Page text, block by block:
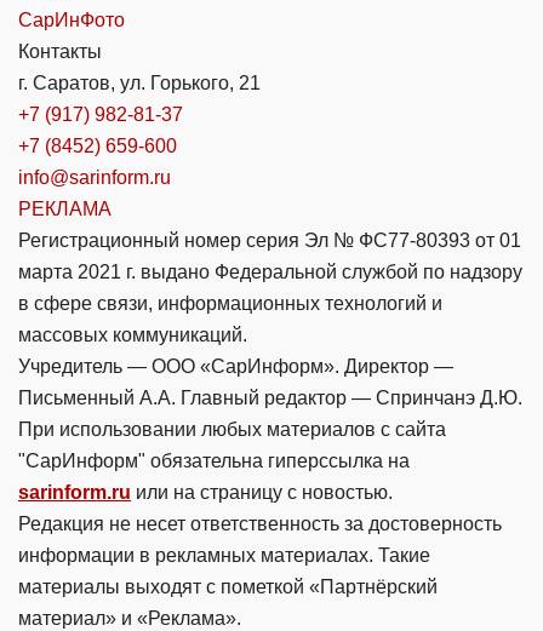
СарИнФото
Контакты
г. Саратов, ул. Горького, 21
+7 (917) 982-81-37
+7 (8452) 659-600
info@sarinform.ru
РЕКЛАМА
Регистрационный номер серия Эл № ФС77-80393 от 01
марта 2021 г. выдано Федеральной службой по надзору
в сфере связи, информационных технологий и
массовых коммуникаций.
Учредитель — ООО «СарИнформ». Директор —
Письменный А.А. Главный редактор — Спринчанэ Д.Ю.
При использовании любых материалов с сайта
"СарИнформ" обязательна гиперссылка на
sarinform.ru или на страницу с новостью.
Редакция не несет ответственность за достоверность
информации в рекламных материалах. Такие
материалы выходят с пометкой «Партнёрский
материал» и «Реклама».